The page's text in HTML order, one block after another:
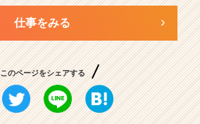
仕事をみる
このページをシェアする